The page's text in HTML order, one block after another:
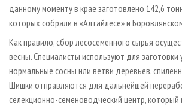
БИОЭНЕРГЕТИКА
ИНСТРУМЕНТ И МАТЕРИАЛЫ
RUSSIAN FORESTRY REVIEW
ГАЗЕТА ЛЕСПРОМФОРУМ
БИБЛИОТЕКА СПЕЦИАЛИСТА
данному моменту в крае заготовлено 142,6
которых собрали в «Алтайлесе» и
Как правило, сбор лесосеменного сырья
весны. Специалисты используют для заготовки
нормальные сосны или ветви деревьев,
Шишки отправляются для дальнейшей
селекционно-семеноводческий центр,